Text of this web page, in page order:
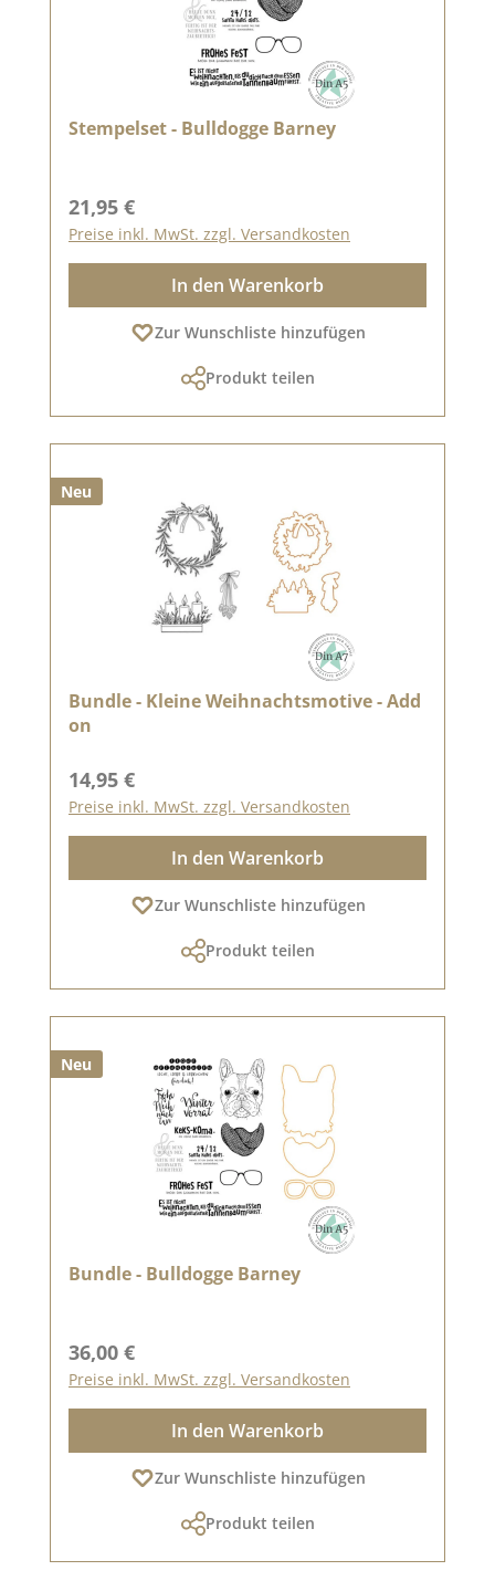
Stempelset - Bulldogge Barney
Regulärer Preis:
21,95 €
Preise inkl. MwSt. zzgl. Versandkosten
In den Warenkorb
Zur Wunschliste hinzufügen
Produkt teilen
Neu
Bundle - Kleine Weihnachtsmotive - Add
on
Regulärer Preis:
14,95 €
Preise inkl. MwSt. zzgl. Versandkosten
In den Warenkorb
Zur Wunschliste hinzufügen
Produkt teilen
Neu
Bundle - Bulldogge Barney
Regulärer Preis:
36,00 €
Preise inkl. MwSt. zzgl. Versandkosten
In den Warenkorb
Zur Wunschliste hinzufügen
Produkt teilen